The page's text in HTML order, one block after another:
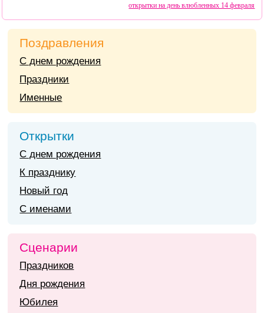
открытки на день влюбленных 14 февраля
Поздравления
С днем рождения
Праздники
Именные
Открытки
С днем рождения
К празднику
Новый год
С именами
Сценарии
Праздников
Дня рождения
Юбилея